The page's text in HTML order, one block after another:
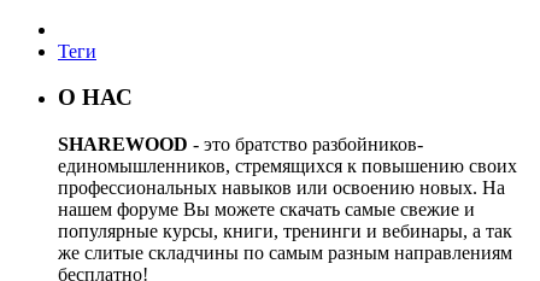
Теги
О НАС
SHAREWOOD - это братство разбойников-
единомышленников, стремящихся к повышению своих
профессиональных навыков или освоению новых. На
нашем форуме Вы можете скачать самые свежие и
популярные курсы, книги, тренинги и вебинары, а так
же слитые складчины по самым разным направлениям
бесплатно!